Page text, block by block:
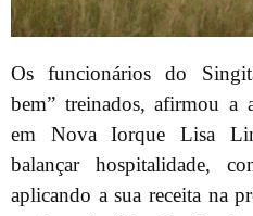
Os funcionários do
bem” treinados, afirmou a
em Nova Iorque Lisa
balançar hospitalidade,
aplicando a sua receita na